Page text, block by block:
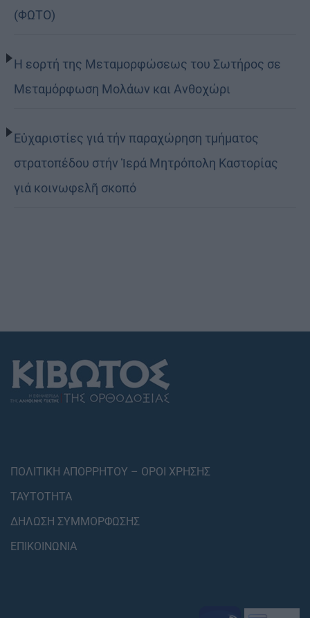
(ΦΩΤΟ)
Η εορτή της Μεταμορφώσεως του Σωτήρος σε
Μεταμόρφωση Μολάων και Ανθοχώρι
Εὐχαριστίες γιά τήν παραχώρηση τμήματος
στρατοπέδου στήν Ἱερά Μητρόπολη Καστορίας
γιά κοινωφελῆ σκοπό
ΠΟΛΙΤΙΚΗ ΑΠΟΡΡΗΤΟΥ – ΟΡΟΙ ΧΡΗΣΗΣ
ΤΑΥΤΟΤΗΤΑ
ΔΗΛΩΣΗ ΣΥΜΜΟΡΦΩΣΗΣ
ΕΠΙΚΟΙΝΩΝΙΑ